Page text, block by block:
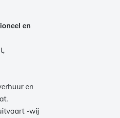
en
en
-wij